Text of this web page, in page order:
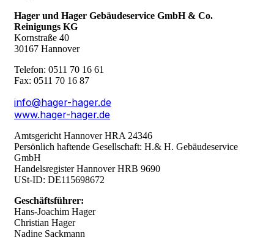
Hager und Hager Gebäudeservice GmbH & Co.
Reinigungs KG
Kornstraße 40
30167 Hannover
Telefon: 0511 70 16 61
Fax: 0511 70 16 87
info@hager-hager.de
www.hager-hager.de
Amtsgericht Hannover HRA 24346
Persönlich haftende Gesellschaft: H.& H. Gebäudeservice
GmbH
Handelsregister Hannover HRB 9690
USt-ID: DE115698672
Geschäftsführer:
Hans-Joachim Hager
Christian Hager
Nadine Sackmann